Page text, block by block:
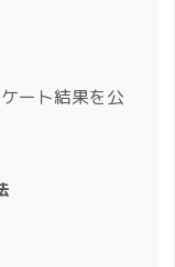
ート結果を公